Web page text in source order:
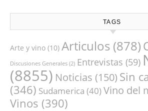
TAGS
Arte y vino (10) Articulos (878)
Discusiones Generales (2) Entrevistas (59)
(8855) Noticias (150) Sin
(346) Sudamerica (40)Vino del
Vinos (390)